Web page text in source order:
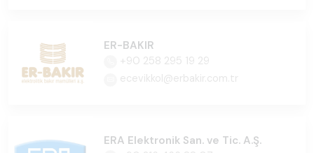
ER-BAKIR
+90 258 295 19 29
ecevikkol@erbakir.com.tr
ERA Elektronik San. ve Tic. A.Ş.